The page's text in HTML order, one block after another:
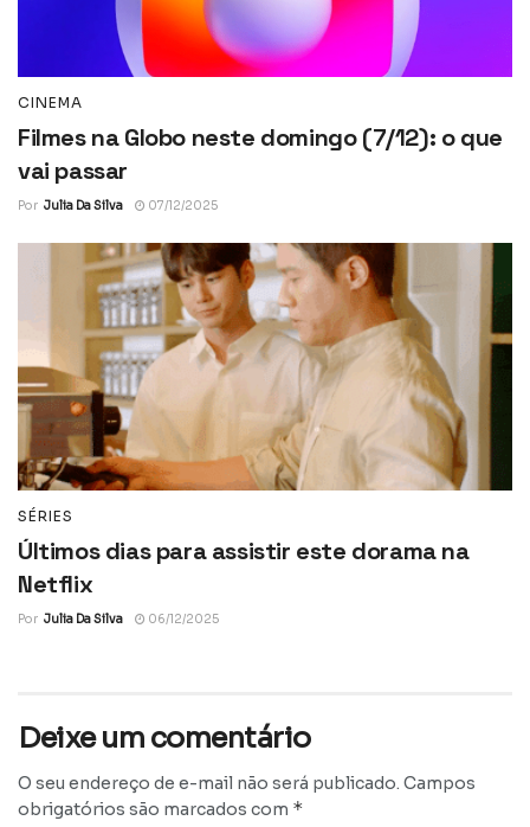
CINEMA
Filmes na Globo neste domingo (7/12): o que
vai passar
Por Julia Da Silva 07/12/2025
SÉRIES
Últimos dias para assistir este dorama na
Netflix
Por Julia Da Silva 06/12/2025
Deixe um comentário
O seu endereço de e-mail não será publicado. Campos
obrigatórios são marcados com *